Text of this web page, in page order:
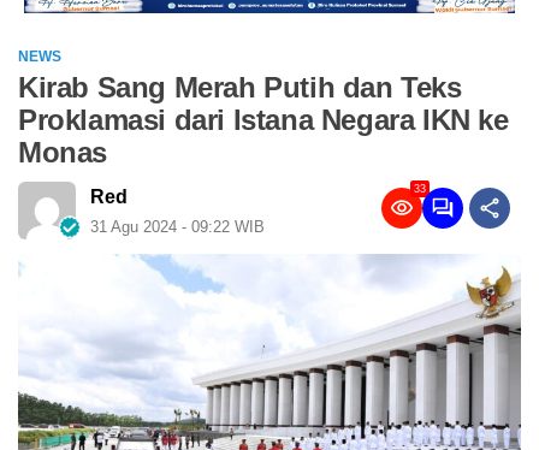
NEWS
Kirab Sang Merah Putih dan Teks
Proklamasi dari Istana Negara IKN ke
Monas
Red
31 Agu 2024 - 09:22 WIB
33